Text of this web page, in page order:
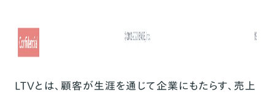
LTVとは、顧客が生涯を通じて企業にもたらす、売上